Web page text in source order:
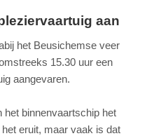
aan
het Beusichemse veer
15.30 uur een
aangevaren.
het binnenvaartschip het
eruit, maar vaak is dat